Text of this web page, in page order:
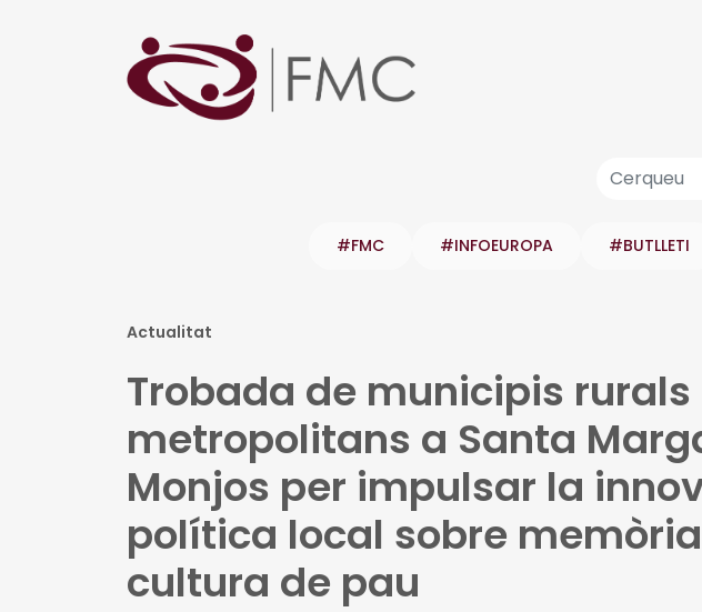
#FMC #INFOEUROPA #BUTLLETI
Actualitat
Trobada de municipis rurals
metropolitans a Santa
Monjos per impulsar la
política local sobre
cultura de pau